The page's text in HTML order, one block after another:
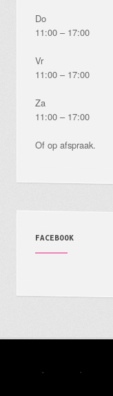
Do
11:00 – 17:00
Vr
11:00 – 17:00
Za
11:00 – 17:00
Of op afspraak.
FACEBOOK